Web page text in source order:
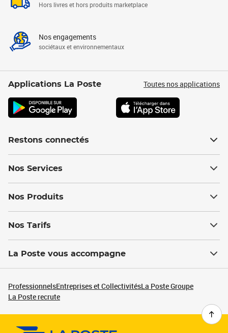
Hors livres et hors produits marketplace
Nos engagements
sociétaux et environnementaux
Applications La Poste Toutes nos applications
Restons connectés
Nos Services
Nos Produits
Nos Tarifs
La Poste vous accompagne
ProfessionnelsEntreprises et CollectivitésLa Poste Groupe
La Poste recrute